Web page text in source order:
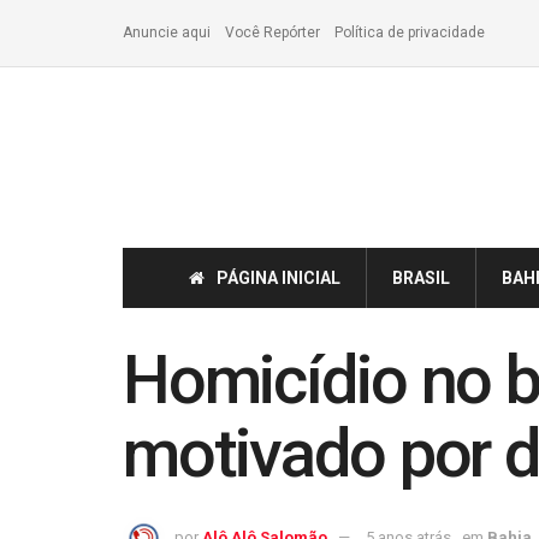
Anuncie aqui Você Repórter Política de privacidade
PÁGINA INICIAL BRASIL
Homicídio no
motivado por